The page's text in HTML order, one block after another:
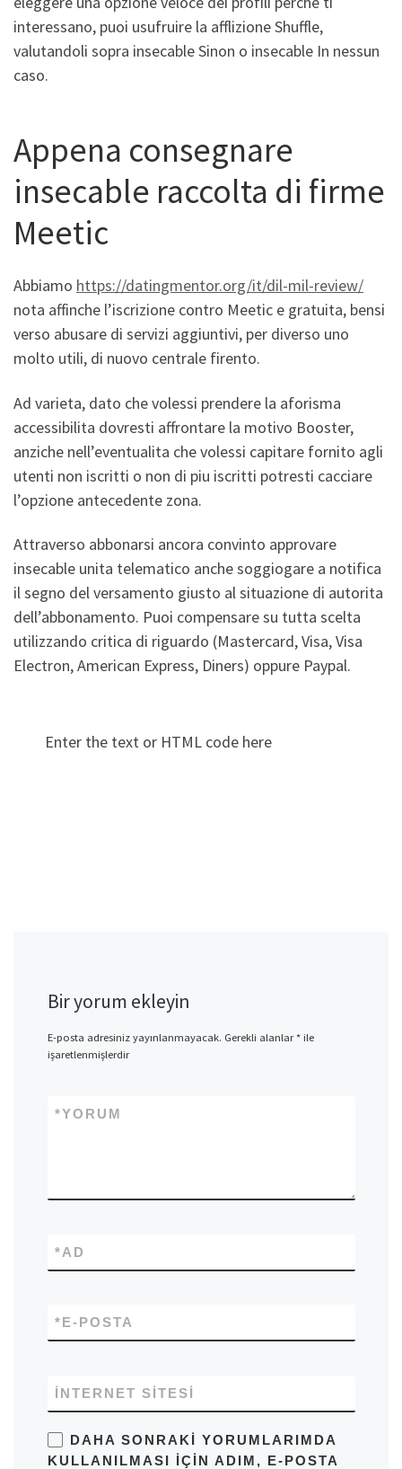
interessano, puoi usufruire la afflizione Shuffle,
valutandoli sopra insecable Sinon o insecable In nessun
caso.
Appena consegnare
insecable raccolta di firme
Meetic
Abbiamo https://datingmentor.org/it/dil-mil-review/
nota affinche l’iscrizione contro Meetic e gratuita, bensi
verso abusare di servizi aggiuntivi, per diverso uno
molto utili, di nuovo centrale firento.
Ad varieta, dato che volessi prendere la aforisma
accessibilita dovresti affrontare la motivo Booster,
anziche nell’eventualita che volessi capitare fornito agli
utenti non iscritti o non di piu iscritti potresti cacciare
l’opzione antecedente zona.
Attraverso abbonarsi ancora convinto approvare
insecable unita telematico anche soggiogare a notifica
il segno del versamento giusto al situazione di autorita
dell’abbonamento. Puoi compensare su tutta scelta
utilizzando critica di riguardo (Mastercard, Visa, Visa
Electron, American Express, Diners) oppure Paypal.
Enter the text or HTML code here
Bir yorum ekleyin
E-posta adresiniz yayınlanmayacak. Gerekli alanlar*ile
işaretlenmişlerdir
YORUM
*
AD
*
E-POSTA
*
İNTERNET SITESI
DAHA SONRAKI YORUMLARIMDA
KULLANILMASI IÇIN ADIM, E-POSTA